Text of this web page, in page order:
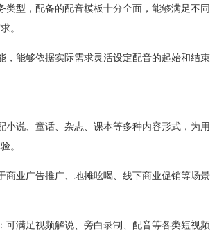
类型，配备的配音模板十分全面，能够满足不同
。
，能够依据实际需求灵活设定配音的起始和结束
小说、童话、杂志、课本等多种内容形式，为用
。
商业广告推广、地摊吆喝、线下商业促销等场景
可满足视频解说、旁白录制、配音等各类短视频